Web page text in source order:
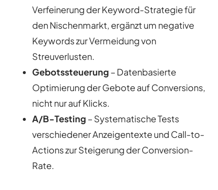
Verfeinerung der Keyword-Strategie für
den Nischenmarkt, ergänzt um negative
Keywords zur Vermeidung von
Streuverlusten.
Gebotssteuerung – Datenbasierte
Optimierung der Gebote auf Conversions,
nicht nur auf Klicks.
A/B-Testing – Systematische Tests
verschiedener Anzeigentexte und Call-to-
Actions zur Steigerung der Conversion-
Rate.